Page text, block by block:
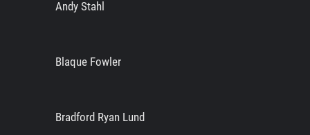
Andy Stahl
Blaque Fowler
Bradford Ryan Lund